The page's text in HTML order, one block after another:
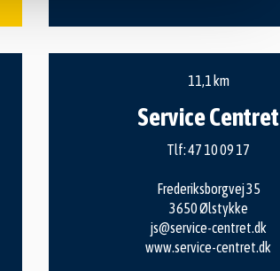
11,1 km
Service Centret
Tlf:47 10 09 17
Frederiksborgvej 35
3650 Ølstykke
js@service-centret.dk
www.service-centret.dk